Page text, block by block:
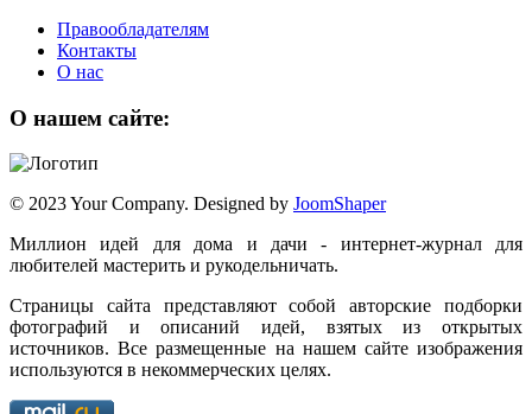
Правообладателям
Контакты
О нас
О нашем сайте:
© 2023 Your Company. Designed by JoomShaper
Миллион идей для дома и дачи - интернет-журнал для
любителей мастерить и рукодельничать.
Страницы сайта представляют собой авторские подборки
фотографий и описаний идей, взятых из открытых
источников. Все размещенные на нашем сайте изображения
используются в некоммерческих целях.